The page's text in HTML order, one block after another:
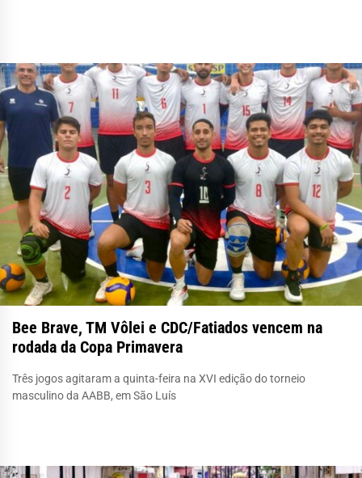
Bee Brave, TM Vôlei e CDC/Fatiados vencem na
rodada da Copa Primavera
Três jogos agitaram a quinta-feira na XVI edição do torneio
masculino da AABB, em São Luís